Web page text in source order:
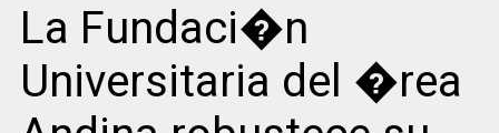
La Fundaci�n
Universitaria del �rea